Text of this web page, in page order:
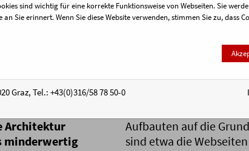
Sound of
im mehrgeschossigen
unserer Umwelt.
Bauten auch
Architektur
minderwertig
Grundlage zur
Vollziegelwand,
aber schwer
Aufbauten auf die
sind etwa die Webseiten
sind wichtig für eine korrekte Funktionsweise von Webseiten. Sie
Sie erinnert. Wenn Sie diese Website verwenden, stimmen Sie zu, dass
Graz, Tel.: +43(0)316/58 78 50-0